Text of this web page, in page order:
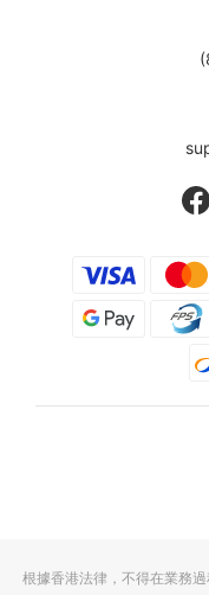
根據香港法律，不得在業務